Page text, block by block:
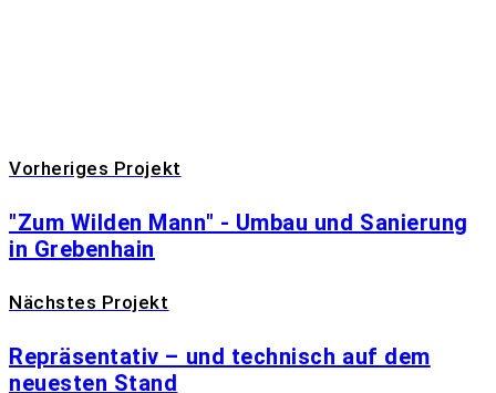
Vorheriges Projekt
"Zum Wilden Mann" - Umbau und Sanierung
in Grebenhain
Nächstes Projekt
Repräsentativ – und technisch auf dem
neuesten Stand